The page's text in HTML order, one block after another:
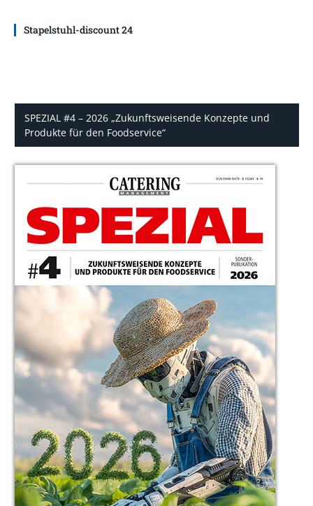
Stapelstuhl-discount 24
SPEZIAL #4 – 2026 „Zukunftsweisende Konzepte und
Produkte für den Foodservice“